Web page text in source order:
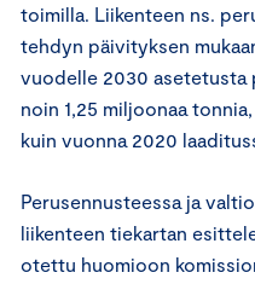
toimilla. Liikenteen ns.
tehdyn päivityksen
vuodelle 2030 asetetusta
noin 1,25 miljoonaa
kuin vuonna 2020
Perusennusteessa ja
liikenteen tiekartan
otettu huomioon